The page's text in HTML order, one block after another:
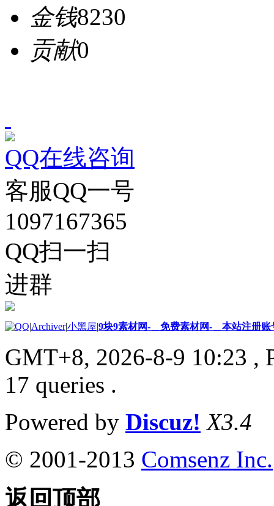
金钱8230
贡献0
QQ在线咨询
客服QQ一号
1097167365
QQ扫一扫
进群
|Archiver|小黑屋|9块9素材网-＿免费素材网-＿本站注册账
GMT+8, 2026-8-9 10:23 ,
17 queries .
Powered by Discuz! X3.4
© 2001-2013 Comsenz Inc.
返回顶部